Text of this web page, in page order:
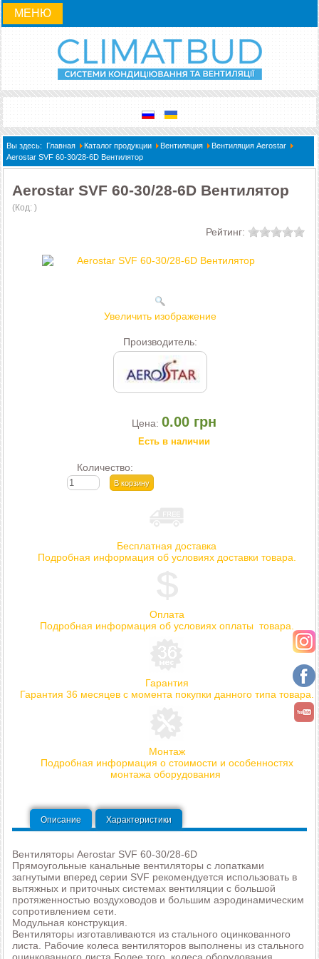
МЕНЮ
Вы здесь: Главная Каталог продукции Вентиляция
Вентиляция Aerostar
Aerostar SVF 60-30/28-6D Вентилятор
Aerostar SVF 60-30/28-6D Вентилятор
(Код: )
Рейтинг:
Увеличить изображение
Производитель:
Цена: 0.00 грн
Есть в наличии
Количество:
Бесплатная доставка
Подробная информация об условиях доставки товара.
Оплата
Подробная информация об условиях оплаты товара.
Гарантия
Гарантия 36 месяцев с момента покупки данного типа товара.
Монтаж
Подробная информация о стоимости и особенностях
монтажа оборудования
Описание Характеристики
Вентиляторы Aerostar SVF 60-30/28-6D
Прямоугольные канальные вентиляторы с лопатками
загнутыми вперед серии SVF рекомендуется использовать в
вытяжных и приточных системах вентиляции с большой
протяженностью воздуховодов и большим аэродинамическим
сопротивлением сети.
Модульная конструкция.
Вентиляторы изготавливаются из стального оцинкованного
листа. Рабочие колеса вентиляторов выполнены из стального